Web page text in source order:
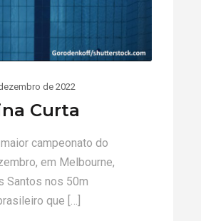
de 2022
Curta
campeonato do
em Melbourne,
Santos nos 50m
que […]